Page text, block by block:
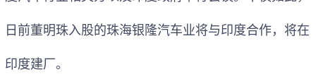
日前董明珠入股的珠海银隆汽车业将与印度合作，将在
印度建厂。